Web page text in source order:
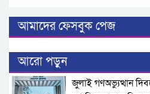
আমাদের ফেসবুক পেজ
আরো পড়ুন
জুলাই গণঅভ্যুত্থান